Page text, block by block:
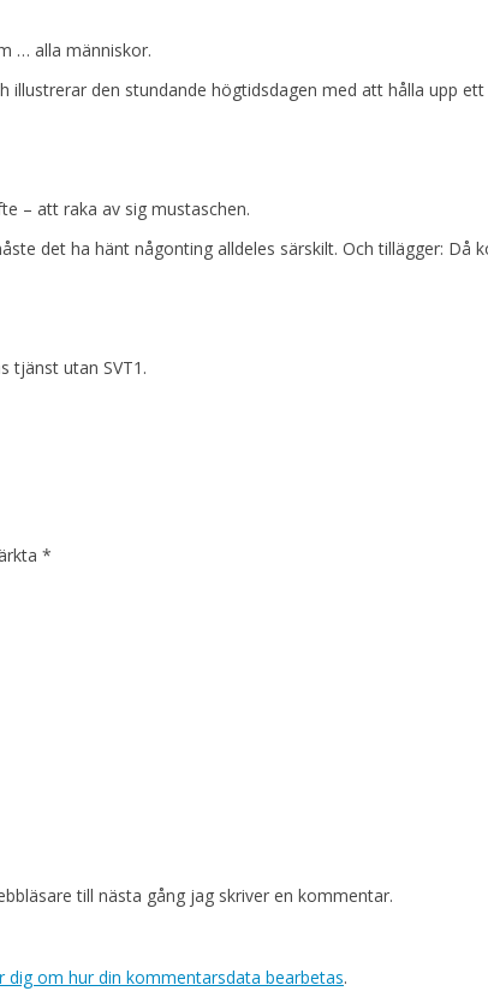
… alla människor.
illustrerar den stundande högtidsdagen med att hålla upp
– att raka av sig mustaschen.
det ha hänt någonting alldeles särskilt. Och tillägger: Då
tjänst utan SVT1.
*
till nästa gång jag skriver en kommentar.
dig om hur din kommentarsdata bearbetas.